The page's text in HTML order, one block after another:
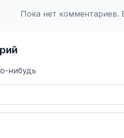
Пока нет комментариев.
нибудь